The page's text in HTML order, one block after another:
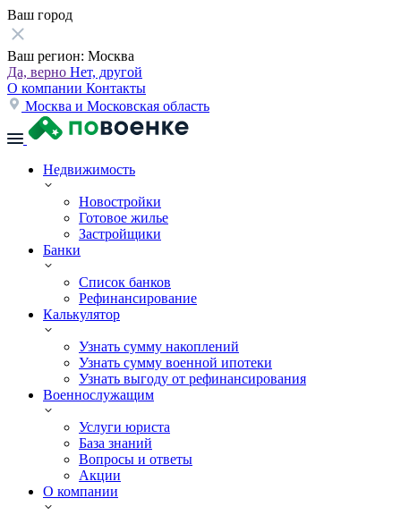
Ваш город
Ваш регион: Москва
Да, верно Нет, другой
О компании Контакты
Москва и Московская область
Недвижимость
Новостройки
Готовое жилье
Застройщики
Банки
Список банков
Рефинансирование
Калькулятор
Узнать сумму накоплений
Узнать сумму военной ипотеки
Узнать выгоду от рефинансирования
Военнослужащим
Услуги юриста
База знаний
Вопросы и ответы
Акции
О компании